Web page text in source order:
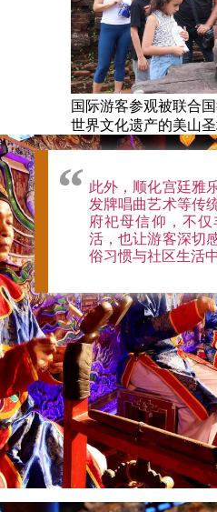
国际游客参观被联合
世界文化遗产的美山
此外，顺化宫廷雅
发牌唱曲艺术等传
府祀母信仰，不
活，也让游客深切
俗习惯与社区生活